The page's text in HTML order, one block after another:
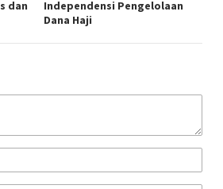
dan
Independensi Pengelolaan
Dana Haji